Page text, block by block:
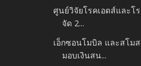
ศูนย์วิจัยโรคเอดส์และโ
จัด 2...
เอ็กซอนโมบิล และสโม
มอบเงินสน...